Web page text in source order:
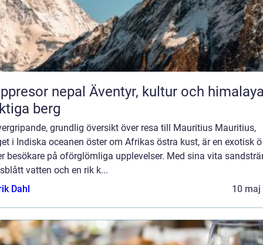
nepal Äventyr, kultur och himalayas
berg
grundlig översikt över resa till Mauritius Mauritius,
i Indiska oceanen öster om Afrikas östra kust, är en exotisk
besökare på oförglömliga upplevelser. Med sina vita
vatten och en rik k...
Dahl
10 maj